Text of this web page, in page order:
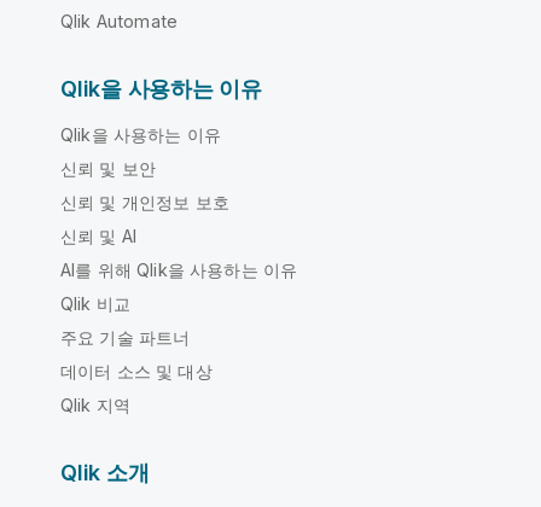
Qlik Automate
Qlik을 사용하는 이유
Qlik을 사용하는 이유
신뢰 및 보안
신뢰 및 개인정보 보호
신뢰 및 AI
AI를 위해 Qlik을 사용하는 이유
Qlik 비교
주요 기술 파트너
데이터 소스 및 대상
Qlik 지역
Qlik 소개